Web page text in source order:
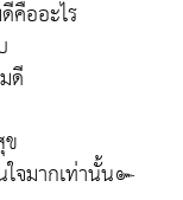
คืออะไร
ดี
ใจมากเท่านั้น๛